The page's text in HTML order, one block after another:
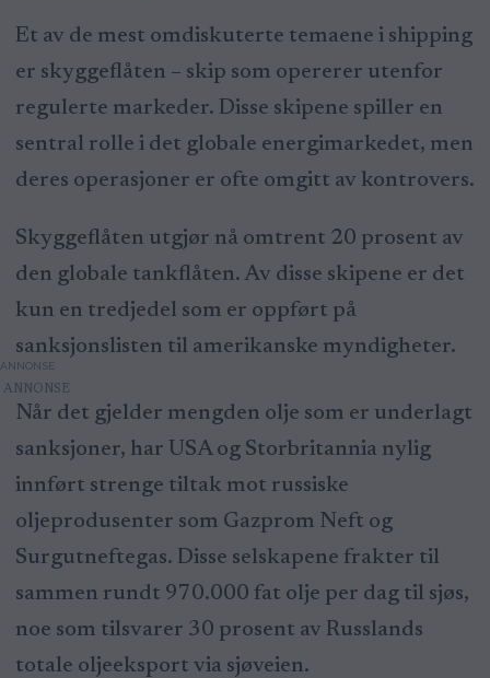
Et av de mest omdiskuterte temaene i shipping
er skyggeflåten – skip som opererer utenfor
regulerte markeder. Disse skipene spiller en
sentral rolle i det globale energimarkedet, men
deres operasjoner er ofte omgitt av kontrovers.
Skyggeflåten utgjør nå omtrent 20 prosent av
den globale tankflåten. Av disse skipene er det
kun en tredjedel som er oppført på
sanksjonslisten til amerikanske myndigheter.
ANNONSE
Når det gjelder mengden olje som er underlagt
sanksjoner, har USA og Storbritannia nylig
innført strenge tiltak mot russiske
oljeprodusenter som Gazprom Neft og
Surgutneftegas. Disse selskapene frakter til
sammen rundt 970.000 fat olje per dag til sjøs,
noe som tilsvarer 30 prosent av Russlands
totale oljeeksport via sjøveien.